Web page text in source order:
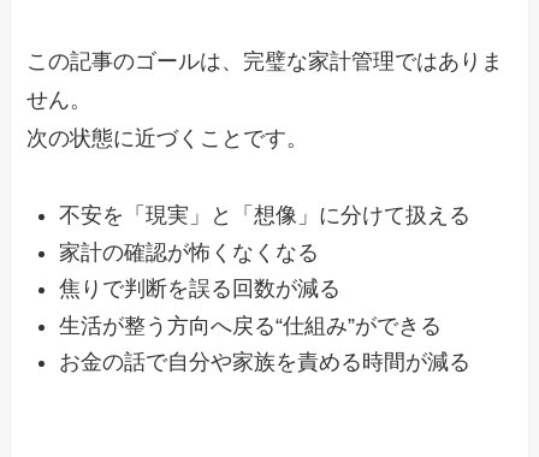
この記事のゴールは、完璧な家計管理ではありま
せん。
次の状態に近づくことです。
不安を「現実」と「想像」に分けて扱える
家計の確認が怖くなくなる
焦りで判断を誤る回数が減る
生活が整う方向へ戻る“仕組み”ができる
お金の話で自分や家族を責める時間が減る